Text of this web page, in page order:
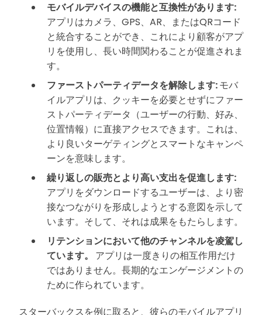
モバイルデバイスの機能と互換性があります:
アプリはカメラ、GPS、AR、またはQRコード
と統合することができ、これにより顧客がアプ
リを使用し、長い時間関わることが促進されま
す。
ファーストパーティデータを解除します:モバ
イルアプリは、クッキーを必要とせずにファー
ストパーティデータ（ユーザーの行動、好み、
位置情報）に直接アクセスできます。これは、
より良いターゲティングとスマートなキャンペ
ーンを意味します。
繰り返しの販売とより高い支出を促進します:
アプリをダウンロードするユーザーは、より密
接なつながりを形成しようとする意図を示して
います。そして、それは成果をもたらします。
リテンションにおいて他のチャンネルを凌駕し
ています。 アプリは一度きりの相互作用だけ
ではありません。長期的なエンゲージメントの
ために作られています。
スターバックスを例に取ると、彼らのモバイルアプリ